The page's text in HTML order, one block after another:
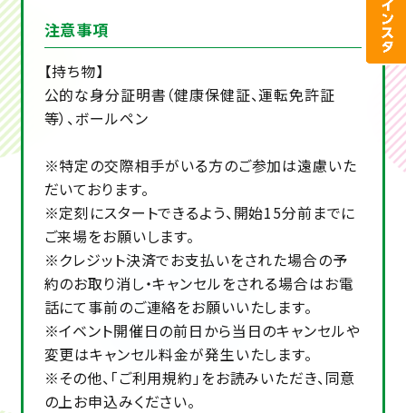
注意事項
【持ち物】
公的な身分証明書（健康保健証、運転免許証
等）、ボールペン
※特定の交際相手がいる方のご参加は遠慮いた
だいております。
※定刻にスタートできるよう、開始15分前までに
ご来場をお願いします。
※クレジット決済でお支払いをされた場合の予
約のお取り消し・キャンセルをされる場合はお電
話にて事前のご連絡をお願いいたします。
※イベント開催日の前日から当日のキャンセルや
変更はキャンセル料金が発生いたします。
※その他、「ご利用規約」をお読みいただき、同意
の上お申込みください。